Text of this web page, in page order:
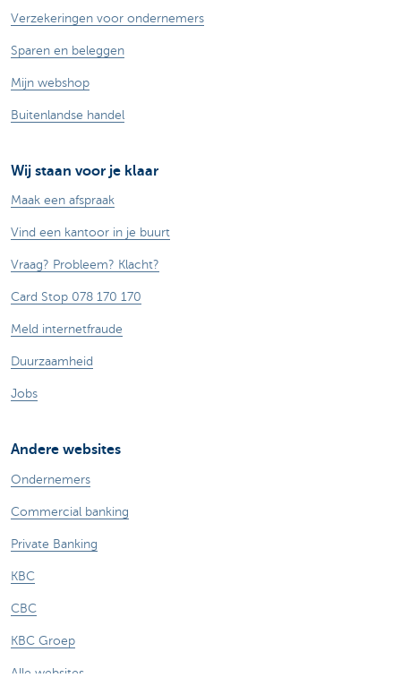
Verzekeringen voor ondernemers
Sparen en beleggen
Mijn webshop
Buitenlandse handel
Wij staan voor je klaar
Maak een afspraak
Vind een kantoor in je buurt
Vraag? Probleem? Klacht?
Card Stop 078 170 170
Meld internetfraude
Duurzaamheid
Jobs
Andere websites
Ondernemers
Commercial banking
Private Banking
KBC
CBC
KBC Groep
Alle websites